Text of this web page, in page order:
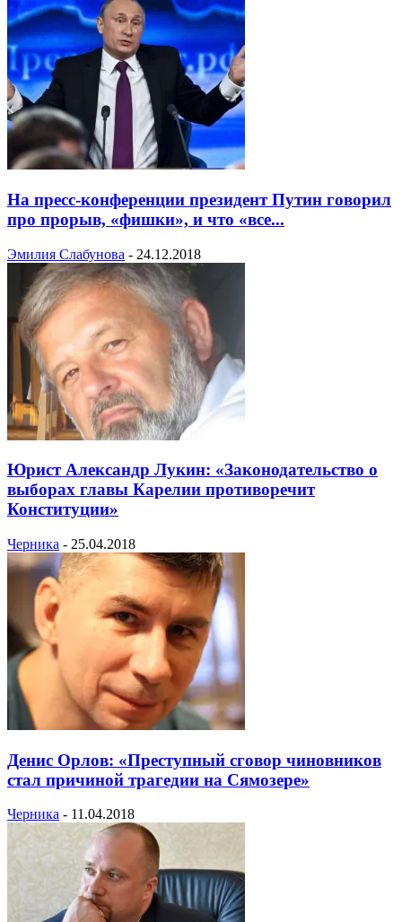
На пресс-конференции президент Путин говорил
про прорыв, «фишки», и что «все...
Эмилия Слабунова - 24.12.2018
Юрист Александр Лукин: «Законодательство о
выборах главы Карелии противоречит
Конституции»
Черника - 25.04.2018
Денис Орлов: «Преступный сговор чиновников
стал причиной трагедии на Сямозере»
Черника - 11.04.2018